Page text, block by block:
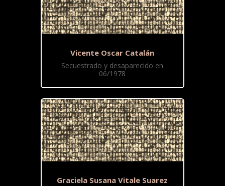
Vicente Oscar Catalán
Secuestrado y desaparecido en
06/1978
Graciela Susana Vitale Suarez